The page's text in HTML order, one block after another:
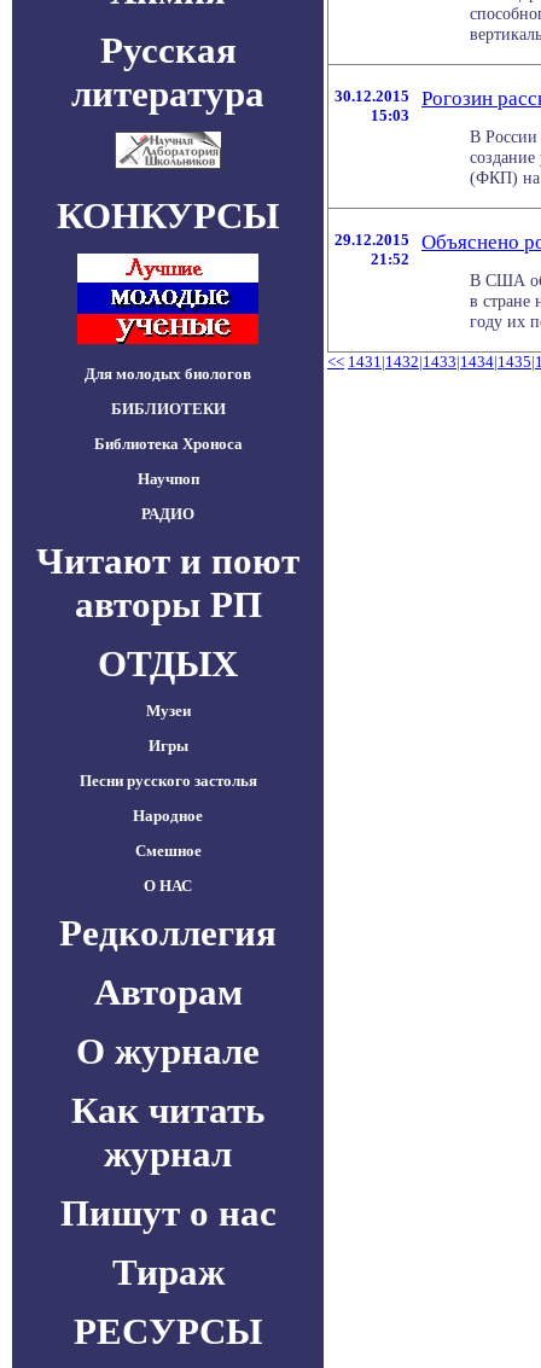
Русская
литература
КОНКУРСЫ
Для молодых биологов
БИБЛИОТЕКИ
Библиотека Хроноса
Научпоп
РАДИО
Читают и поют
авторы РП
ОТДЫХ
Музеи
Игры
Песни русского застолья
Народное
Смешное
О НАС
Редколлегия
Авторам
О журнале
Как читать
журнал
Пишут о нас
Тираж
РЕСУРСЫ
30.12.2015
15:03
Рогозин
В России
(ФКП) на
29.12.2015
21:52
Объяснено
В США
в стране
году их
<< 1431|1432|1433|1434|1435|